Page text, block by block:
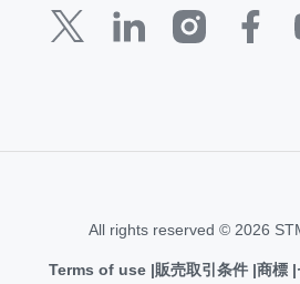
All rights reserved © 2026
Terms of use 販売取引条件 商標